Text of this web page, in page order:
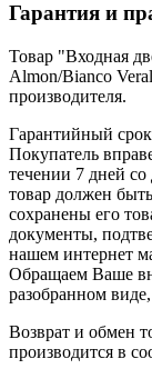
Гарантия и
Товар "Входная
Almon/Bianco
производителя.
Гарантийный
Покупатель
течении 7 дней со
товар должен
сохранены его
документы,
нашем интернет
Обращаем Ваше
разобранном
Возврат и обмен
производится в